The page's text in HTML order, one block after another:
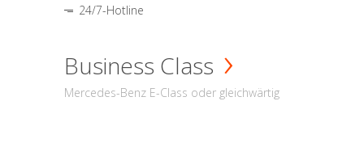
24/7-Hotline
Business Class
Mercedes-Benz E-Class oder gleichwärtig